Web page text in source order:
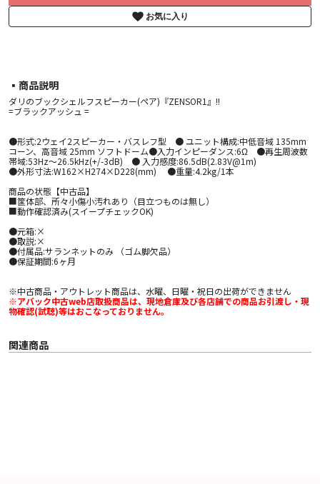
お気に入り
▪︎商品説明
ダリのブックシェルフスピーカー(ペア)『ZENSOR1』!!
=ブラックアッシュ =
●形式:2ウェイ2スピーカー・バスレフ型 ● ユニット構成:中低音域 135mm
コーン、高音域 25mm ソフトドーム●入力インピーダンス:6Ω ●再生周波数
帯域:53Hz～26.5kHz(+/-3dB) ● 入力感度:86.5dB(2.83V@1m)
●外形寸法:W162×H274×D228(mm) ●重量:4.2kg/1本
商品の状態【中古品】
■筐体部、所々小傷小汚れあり（目立つものは無し）
■動作確認済み(スイープチェックOK)
●元箱:×
●取説:×
●付属品:サランネットのみ （ゴム脚欠品）
●保証期間:6ヶ月
※中古商品・アウトレット商品は、水曜、日曜・祝日の出荷ができません
※アバック中古web店取扱商品は、現地倉庫及び各店舗での商品お引渡し・現
物確認(試聴)等はおこなっておりません。
関連商品